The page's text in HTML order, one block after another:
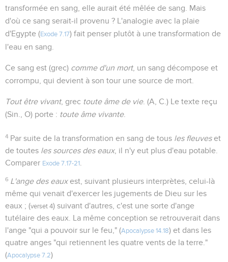
transformée en sang, elle aurait été mêlée de sang. Mais
d'où ce sang serait-il provenu ? L'analogie avec la plaie
d'Egypte (Exode 7.17) fait penser plutôt à une transformation de
l'eau en sang.
Ce sang est (grec) comme d'un mort, un sang décompose et
corrompu, qui devient à son tour une source de mort.
Tout être vivant, grec toute âme de vie. (A, C.) Le texte reçu
(Sin., O) porte : toute âme vivante.
4 Par suite de la transformation en sang de tous les fleuveset
de toutes les sources des eaux, il n'y eut plus d'eau potable.
Comparer Exode 7.17-21
6 L'ange des eauxest, suivant plusieurs interprètes, celui-là
même qui venait d'exercer les jugements de Dieu sur les
eaux ; (verset 4) suivant d'autres, c'est une sorte d'ange
tutélaire des eaux. La même conception se retrouverait dans
l'ange "qui a pouvoir sur le feu," (Apocalypse 14.18) et dans les
quatre anges "qui retiennent les quatre vents de la terre."
(Apocalypse 7.2)